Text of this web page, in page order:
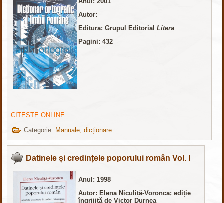
Autor:
Editura: Grupul EditorialLitera
Pagini: 432
CITEȘTE ONLINE
Categorie: Manuale, dicționare
Datinele și credințele poporului român Vol. I
Anul: 1998
Autor: Elena Niculiță-Voronca; ediție
îngrijită de Victor Durnea